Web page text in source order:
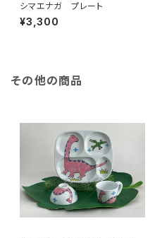
シマエナガ プレート
¥3,300
その他の商品